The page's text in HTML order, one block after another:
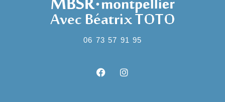
06 73 57 91 95